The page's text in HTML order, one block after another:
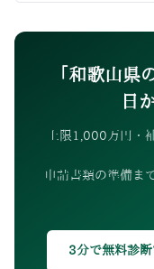
「和歌山県
日
上限1,000万円・
申請書類の準備ま
3分で無料診断